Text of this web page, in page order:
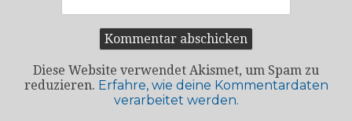
Diese Website verwendet Akismet, um Spam zu
reduzieren. Erfahre, wie deine Kommentardaten
verarbeitet werden.